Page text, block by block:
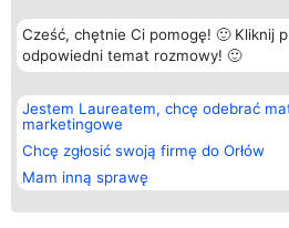
Cześć, chętnie Ci pomogę! 🙂 Kliknij
odpowiedni temat rozmowy! 🙂
Jestem Laureatem, chcę odebrać
marketingowe
Chcę zgłosić swoją firmę do Orłów
Mam inną sprawę
Organizator plebiscytu
Bright Side Solutions sp. z o.
o. sp. k.
ul. Ruska 22
Wrocław 50-079
KRS 0000749100 | Regon
381313360 | NIP 8943132676
Plebiscyt
Laureaci
wszystkich
Laureatów
Regulamin